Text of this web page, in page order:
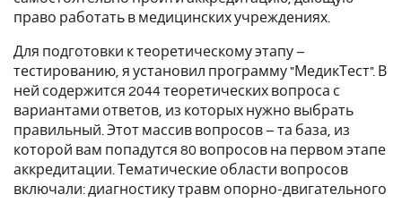
право работать в медицинских учреждениях.
Для подготовки к теоретическому этапу –
тестированию, я установил программу "МедикТест". В
ней содержится 2044 теоретических вопроса с
вариантами ответов, из которых нужно выбрать
правильный. Этот массив вопросов – та база, из
которой вам попадутся 80 вопросов на первом этапе
аккредитации. Тематические области вопросов
включали: диагностику травм опорно-двигательного